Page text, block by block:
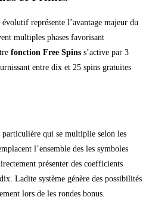
représente l’avantage majeur du
multiples phases favorisant
fonction Free Spins s’active par 3
entre dix et 25 spins gratuites
particulière qui se multiplie selon les
l’ensemble des les symboles
présenter des coefficients
Ladite système génère des possibilités
lors de les rondes bonus.